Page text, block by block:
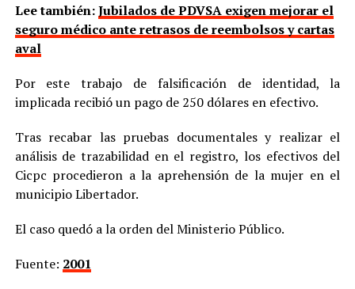
Lee también:Jubilados de PDVSA exigen mejorar el
seguro médico ante retrasos de reembolsos y cartas
aval
Por este trabajo de falsificación de identidad, la
implicada recibió un pago de 250 dólares en efectivo.
Tras recabar las pruebas documentales y realizar el
análisis de trazabilidad en el registro, los efectivos del
Cicpc procedieron a la aprehensión de la mujer en el
municipio Libertador.
El caso quedó a la orden del Ministerio Público.
Fuente: 2001